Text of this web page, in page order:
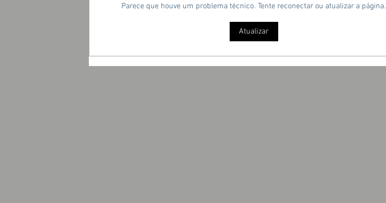
Parece que houve um problema técnico. Tente reconectar ou atualizar a página.
Atualizar